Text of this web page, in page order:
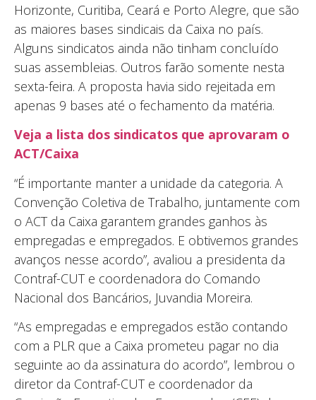
Horizonte, Curitiba, Ceará e Porto Alegre, que são
as maiores bases sindicais da Caixa no país.
Alguns sindicatos ainda não tinham concluído
suas assembleias. Outros farão somente nesta
sexta-feira. A proposta havia sido rejeitada em
apenas 9 bases até o fechamento da matéria.
Veja a lista dos sindicatos que aprovaram o
ACT/Caixa
“É importante manter a unidade da categoria. A
Convenção Coletiva de Trabalho, juntamente com
o ACT da Caixa garantem grandes ganhos às
empregadas e empregados. E obtivemos grandes
avanços nesse acordo”, avaliou a presidenta da
Contraf-CUT e coordenadora do Comando
Nacional dos Bancários, Juvandia Moreira.
“As empregadas e empregados estão contando
com a PLR que a Caixa prometeu pagar no dia
seguinte ao da assinatura do acordo”, lembrou o
diretor da Contraf-CUT e coordenador da